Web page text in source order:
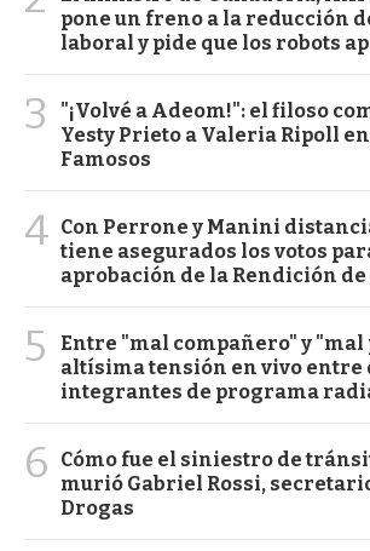
pone un freno a la reducción
laboral y pide que los robots
3
"¡Volvé a Adeom!": el filoso
Yesty Prieto a Valeria Ripoll
Famosos
4 Con Perrone y Manini
tiene asegurados los votos
aprobación de la Rendición de
5
Entre "mal compañero" y
altísima tensión en vivo entre
integrantes de programa
6
Cómo fue el siniestro de
murió Gabriel Rossi,
Drogas